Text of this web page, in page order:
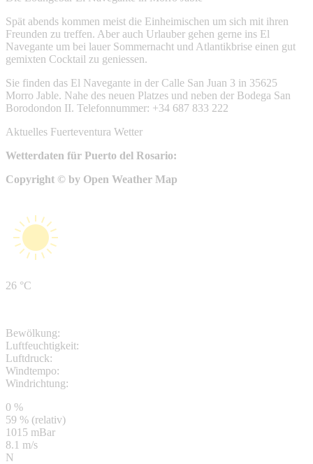
Spät abends kommen meist die Einheimischen um sich mit ihren
Freunden zu treffen. Aber auch Urlauber gehen gerne ins El
Navegante um bei lauer Sommernacht und Atlantikbrise einen gut
gemixten Cocktail zu geniessen.
Sie finden das El Navegante in der Calle San Juan 3 in 35625
Morro Jable. Nahe des neuen Platzes und neben der Bodega San
Borodondon II. Telefonnummer: +34 687 833 222
Aktuelles Fuerteventura Wetter
Wetterdaten für Puerto del Rosario:
Copyright © by Open Weather Map
26 °C
Bewölkung:
Luftfeuchtigkeit:
Luftdruck:
Windtempo:
Windrichtung:
0 %
59 % (relativ)
1015 mBar
8.1 m/s
N